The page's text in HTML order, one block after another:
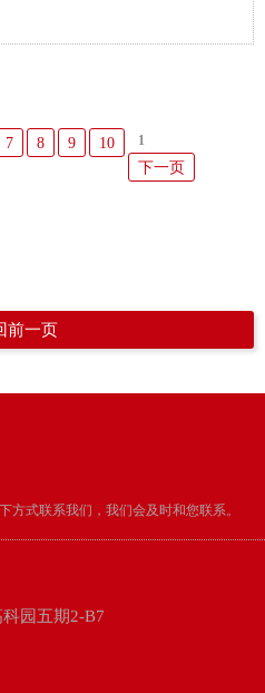
1
7 8 9
10
下一页
前一页
方式联系我们，我们会及时和您联系。
园五期2-B7